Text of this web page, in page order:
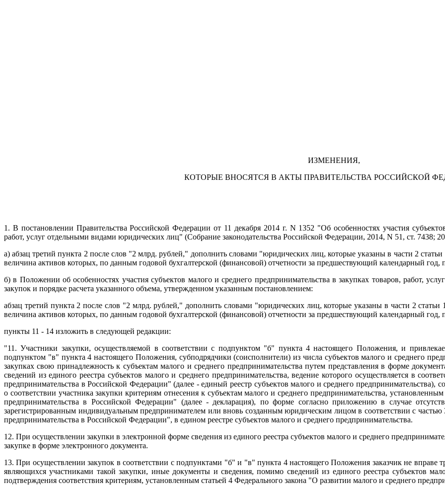
ИЗМЕНЕНИЯ,
КОТОРЫЕ ВНОСЯТСЯ В АКТЫ ПРАВИТЕЛЬСТВА РОССИЙСКОЙ
1. В постановлении Правительства Российской Федерации от 11 декабря 2014 г. N 1352 "Об особенностях участия
работ, услуг отдельными видами юридических лиц" (Собрание законодательства Российской Федерации, 2014, N 51, ст. 7438;
а) абзац третий пункта 2 после слов "2 млрд. рублей," дополнить словами "юридических лиц, которые указаны в части 2
величина активов которых, по данным годовой бухгалтерской (финансовой) отчетности за предшествующий календарный
б) в Положении об особенностях участия субъектов малого и среднего предпринимательства в закупках товаров, работ,
закупок и порядке расчета указанного объема, утвержденном указанным постановлением:
абзац третий пункта 2 после слов "2 млрд. рублей," дополнить словами "юридических лиц, которые указаны в части 2
величина активов которых, по данным годовой бухгалтерской (финансовой) отчетности за предшествующий календарный
пункты 11 - 14 изложить в следующей редакции:
"11. Участники закупки, осуществляемой в соответствии с подпунктом "б" пункта 4 настоящего Положения, и
подпунктом "в" пункта 4 настоящего Положения, субподрядчики (соисполнители) из числа субъектов малого и среднего
закупках свою принадлежность к субъектам малого и среднего предпринимательства путем представления в форме
сведений из единого реестра субъектов малого и среднего предпринимательства, ведение которого осуществляется в
предпринимательства в Российской Федерации" (далее - единый реестр субъектов малого и среднего
о соответствии участника закупки критериям отнесения к субъектам малого и среднего предпринимательства,
предпринимательства в Российской Федерации" (далее - декларация), по форме согласно приложению в случае
зарегистрированным индивидуальным предпринимателем или вновь созданным юридическим лицом в соответствии с частью
предпринимательства в Российской Федерации", в едином реестре субъектов малого и среднего предпринимательства.
12. При осуществлении закупки в электронной форме сведения из единого реестра субъектов малого и среднего
закупке в форме электронного документа.
13. При осуществлении закупок в соответствии с подпунктами "б" и "в" пункта 4 настоящего Положения заказчик не вправе
являющихся участниками такой закупки, иные документы и сведения, помимо сведений из единого реестра субъектов
подтверждения соответствия критериям, установленным статьей 4 Федерального закона "О развитии малого и среднего